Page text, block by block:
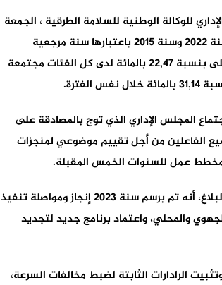
للوكالة الوطنية للسلامة الطرقية ، الجمعة
الماضي بالرباط، بأن تحليل المعطيات الإحصائية لحوادث السير بين سنة 2022 وسنة 2015 باعتبارها سنة مرجعية
للاستراتيجية الوطنية للسلامة الطرقية، سجل انخفاضا في عدد القتلى بنسبة 22,47 بالمائة لدى كل الفئات مجتمعة
المجلس الإداري الذي توج بالمصادقة على
سنة 2024، إلى ضرورة انخراط جميع الفاعلين من أجل تقييم موضوعي لمنجزات
وبخصوص تنفيذ برنامج عمل الوكالة الوطنية للسلامة الطرقية، أكد البلاغ، أنه تم برسم سنة 2023 إنجاز ومواصلة تنفيذ
والمحلي، واعتماد برنامج جديد لتجديد
الرادارات الثابتة لضبط مخالفات السرعة،